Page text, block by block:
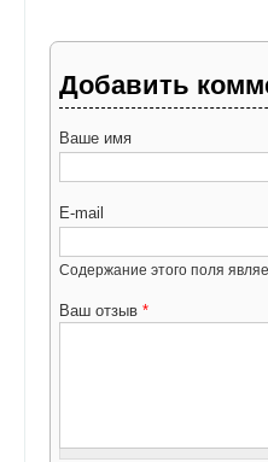
Добавить
Ваше имя
E-mail
Содержание этого поля
Ваш отзыв *